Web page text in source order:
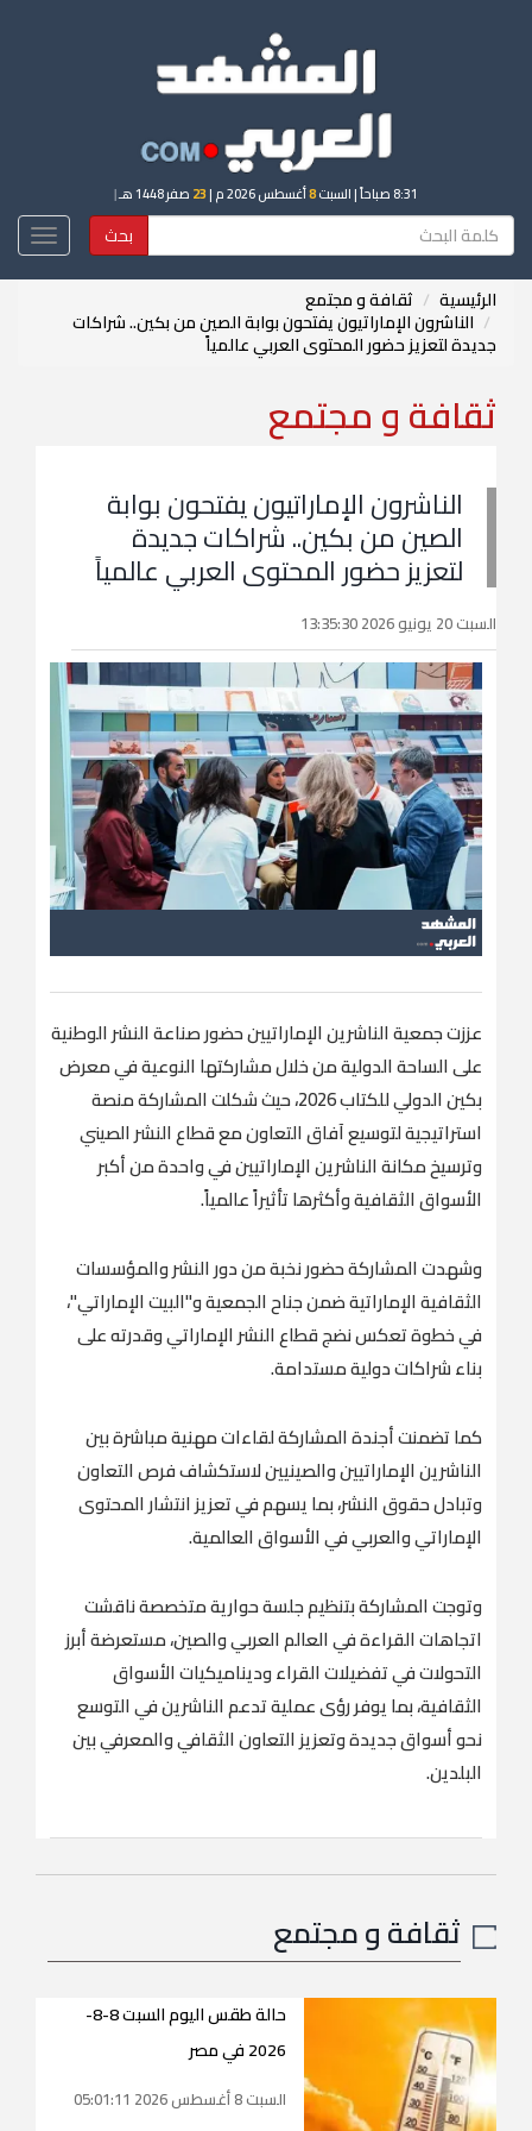
8:31 صباحاً | السبت8أغسطس 2026 م | 23 صفر 1448 هـ |
بحث
الرئيسية ثقافة و مجتمع
الناشرون الإماراتيون يفتحون بوابة الصين من بكين.. شراكات
جديدة لتعزيز حضور المحتوى العربي عالمياً
ثقافة و مجتمع
الناشرون الإماراتيون يفتحون بوابة
الصين من بكين.. شراكات جديدة
لتعزيز حضور المحتوى العربي عالمياً
السبت 20 يونيو 2026 13:35:30
عززت جمعية الناشرين الإماراتيين حضور صناعة النشر الوطنية
على الساحة الدولية من خلال مشاركتها النوعية في معرض
بكين الدولي للكتاب 2026، حيث شكلت المشاركة منصة
استراتيجية لتوسيع آفاق التعاون مع قطاع النشر الصيني
وترسيخ مكانة الناشرين الإماراتيين في واحدة من أكبر
الأسواق الثقافية وأكثرها تأثيراً عالمياً.
وشهدت المشاركة حضور نخبة من دور النشر والمؤسسات
الثقافية الإماراتية ضمن جناح الجمعية و"البيت الإماراتي"،
في خطوة تعكس نضج قطاع النشر الإماراتي وقدرته على
بناء شراكات دولية مستدامة.
كما تضمنت أجندة المشاركة لقاءات مهنية مباشرة بين
الناشرين الإماراتيين والصينيين لاستكشاف فرص التعاون
وتبادل حقوق النشر، بما يسهم في تعزيز انتشار المحتوى
الإماراتي والعربي في الأسواق العالمية.
وتوجت المشاركة بتنظيم جلسة حوارية متخصصة ناقشت
اتجاهات القراءة في العالم العربي والصين، مستعرضة أبرز
التحولات في تفضيلات القراء وديناميكيات الأسواق
الثقافية، بما يوفر رؤى عملية تدعم الناشرين في التوسع
نحو أسواق جديدة وتعزيز التعاون الثقافي والمعرفي بين
البلدين.
ثقافة و مجتمع
حالة طقس اليوم السبت 8-8-
2026 في مصر
السبت 8 أغسطس 2026 05:01:11